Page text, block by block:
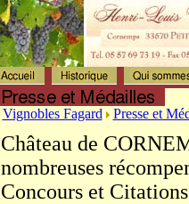
Vignobles Fagard Presse et
Château de
nombreuses
Concours et